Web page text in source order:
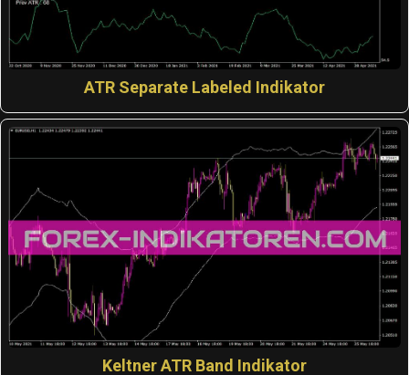
ATR Separate Labeled Indikator
Keltner ATR Band Indikator